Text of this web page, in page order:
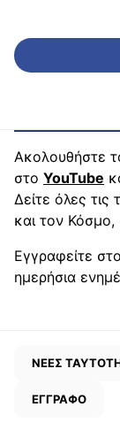
Ακολουθήστε
στο YouTube
Δείτε όλες τις
και τον Κόσμο,
Εγγραφείτε στο
ημερήσια
ΝΕΕΣ
ΕΓΓΡΑΦΟ